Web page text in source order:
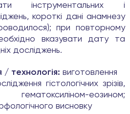
інструментальних і
короткі дані анамнезу
при повторному
вказувати дату та
досліджень.
технологія: виготовлення
гістологічних зрізів,
еозином;
висновку